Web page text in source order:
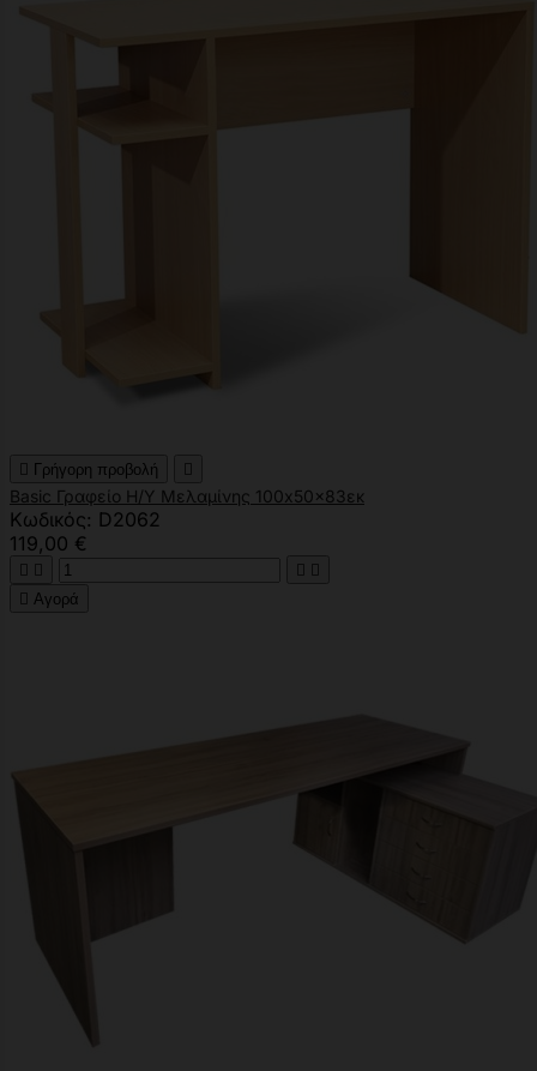
 Γρήγορη προβολή 
Basic Γραφείο Η/Υ Μελαμίνης 100x50x83εκ
Κωδικός: D2062
119,00 €
   
 Αγορά